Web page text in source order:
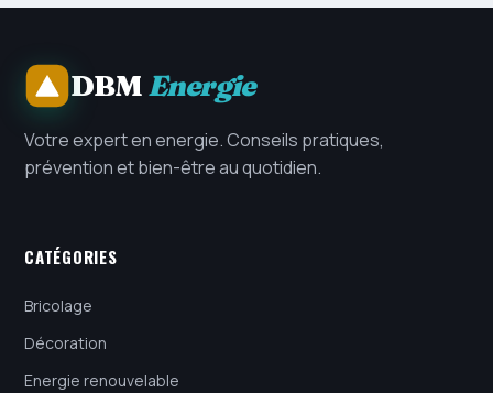
DBMEnergie
Votre expert en energie. Conseils pratiques,
prévention et bien-être au quotidien.
CATÉGORIES
Bricolage
Décoration
Energie renouvelable